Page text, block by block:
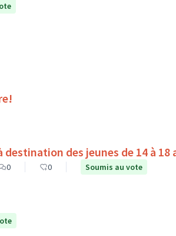
des jeunes de 14 à 18
0 0 Soumis au vote